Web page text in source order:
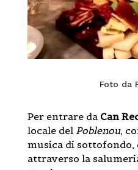
Foto da
Per entrare da Can
locale del Poblenou,
musica di sottofondo,
attraverso la